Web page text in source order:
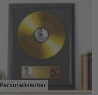
Personalisierbar